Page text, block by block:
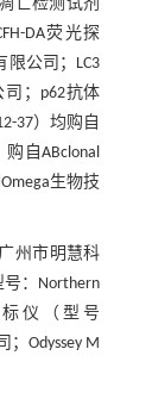
亡检测试剂
DA荧光探
限公司；LC3
司；p62抗体
37）均购自
自ABclonal
生物技
州市明慧科
：Northern
标仪（型号
Odyssey M